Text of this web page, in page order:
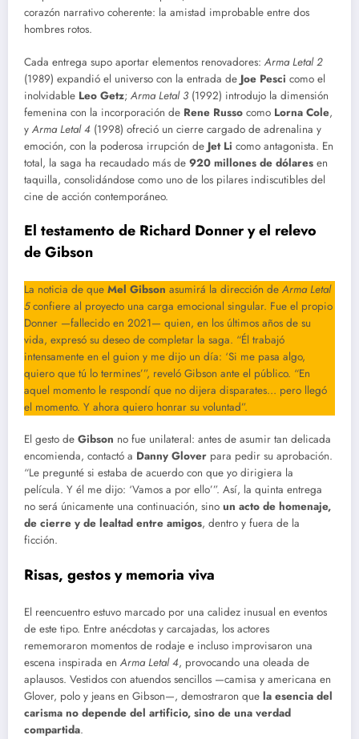
corazón narrativo coherente: la amistad improbable entre dos
hombres rotos.
Cada entrega supo aportar elementos renovadores: Arma Letal 2
(1989) expandió el universo con la entrada de Joe Pesci como el
inolvidable Leo Getz; Arma Letal 3(1992) introdujo la dimensión
femenina con la incorporación de Rene Russo como Lorna Cole,
y Arma Letal 4 (1998) ofreció un cierre cargado de adrenalina y
emoción, con la poderosa irrupción de Jet Li como antagonista. En
total, la saga ha recaudado más de 920 millones de dólares en
taquilla, consolidándose como uno de los pilares indiscutibles del
cine de acción contemporáneo.
El testamento de Richard Donner y el relevo
de Gibson
La noticia de que Mel Gibson asumirá la dirección de Arma Letal
5confiere al proyecto una carga emocional singular. Fue el propio
Donner —fallecido en 2021— quien, en los últimos años de su
vida, expresó su deseo de completar la saga. “Él trabajó
intensamente en el guion y me dijo un día: ‘Si me pasa algo,
quiero que tú lo termines’”, reveló Gibson ante el público. “En
aquel momento le respondí que no dijera disparates… pero llegó
el momento. Y ahora quiero honrar su voluntad”.
El gesto de Gibson no fue unilateral: antes de asumir tan delicada
encomienda, contactó a Danny Glover para pedir su aprobación.
“Le pregunté si estaba de acuerdo con que yo dirigiera la
película. Y él me dijo: ‘Vamos a por ello’”. Así, la quinta entrega
no será únicamente una continuación, sino un acto de homenaje,
de cierre y de lealtad entre amigos, dentro y fuera de la
ficción.
Risas, gestos y memoria viva
El reencuentro estuvo marcado por una calidez inusual en eventos
de este tipo. Entre anécdotas y carcajadas, los actores
rememoraron momentos de rodaje e incluso improvisaron una
escena inspirada en Arma Letal 4, provocando una oleada de
aplausos. Vestidos con atuendos sencillos —camisa y americana en
Glover, polo y jeans en Gibson—, demostraron que la esencia del
carisma no depende del artificio, sino de una verdad
compartida.